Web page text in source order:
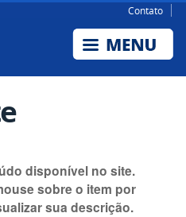
Contato
disponível no site.
sobre o item por
sua descrição.